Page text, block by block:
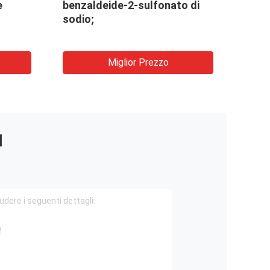
benzaldeide-2-sulfonato di
sodio;
Miglior Prezzo